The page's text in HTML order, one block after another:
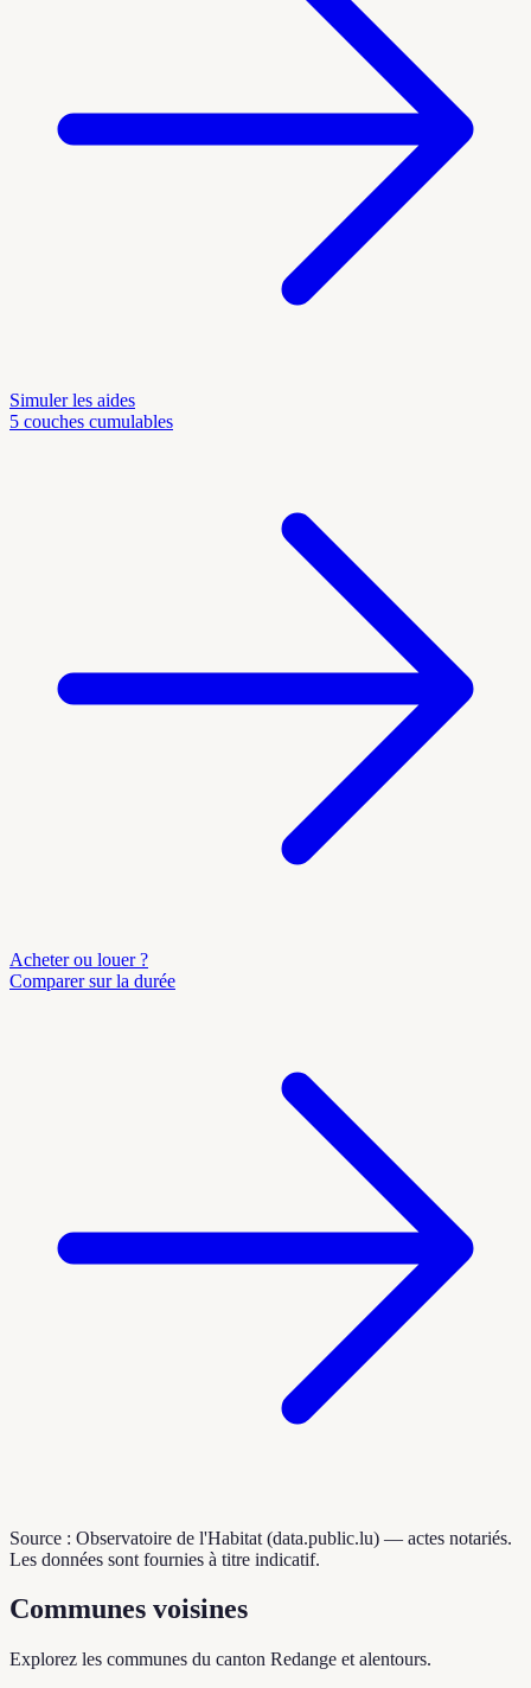
Simuler les aides
5 couches cumulables
Acheter ou louer ?
Comparer sur la durée
Source : Observatoire de l'Habitat (data.public.lu) — actes notariés.
Les données sont fournies à titre indicatif.
Communes voisines
Explorez les communes du canton Redange et alentours.